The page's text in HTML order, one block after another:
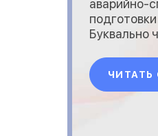
аварийно-
Буквально
отдела
А...ей
встречу на
ЧИТАТЬ